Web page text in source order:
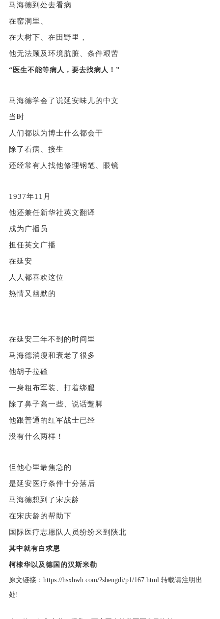
马海德到处去看病
在窑洞里、
在大树下、在田野里，
他无法顾及环境肮脏、条件艰苦
“医生不能等病人，要去找病人！ ”
马海德学会了说延安味儿的中文
当时
人们都以为博士什么都会干
除了看病、接生
还经常有人找他修理钢笔、眼镜
1937年11月
他还兼任新华社英文翻译
成为广播员
担任英文广播
在延安
人人都喜欢这位
热情又幽默的
在延安三年不到的时间里
马海德消瘦和衰老了很多
他胡子拉碴
一身粗布军装、打着绑腿
除了鼻子高一些、说话蹩脚
他跟普通的红军战士已经
没有什么两样！
但他心里最焦急的
是延安医疗条件十分落后
马海德想到了宋庆龄
在宋庆龄的帮助下
国际医疗志愿队人员纷纷来到陕北
其中就有白求恩
柯棣华以及德国的汉斯米勒
原文链接： https://hsxhwh.com/?shengdi/p1/167.html 转载请注明出
处!